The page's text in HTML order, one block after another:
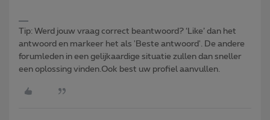
Tip: Werd jouw vraag correct beantwoord? ‘Like’ dan het
antwoord en markeer het als 'Beste antwoord'. De andere
forumleden in een gelijkaardige situatie zullen dan sneller
een oplossing vinden.Ook best uw profiel aanvullen.